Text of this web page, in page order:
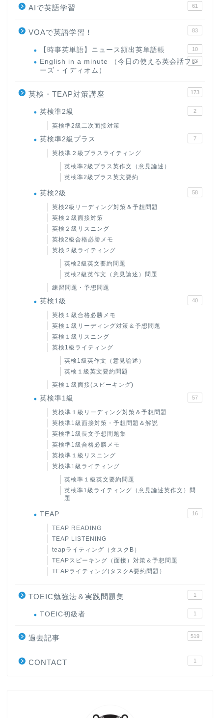
AIで英語学習 61
VOAで英語学習！ 83
【時事英単語】ニュース頻出英単語帳 10
English in a minute （今日の使える英会話フレ
ーズ・イディオム）
63
英検・TEAP対策講座 173
英検準2級 2
英検準2級二次面接対策
英検準2級プラス 7
英検準２級プラスライティング
英検準2級プラス英作文（意見論述）
英検準2級プラス英文要約
英検2級 58
英検2級リーディング対策＆予想問題
英検２級面接対策
英検２級リスニング
英検2級合格必勝メモ
英検２級ライティング
英検2級英文要約問題
英検2級英作文（意見論述）問題
練習問題・予想問題
英検1級 40
英検１級合格必勝メモ
英検１級リーディング対策＆予想問題
英検１級リスニング
英検1級ライティング
英検1級英作文（意見論述）
英検１級英文要約問題
英検１級面接(スピーキング)
英検準1級 57
英検準１級リーディング対策＆予想問題
英検準1級面接対策・予想問題＆解説
英検準1級長文予想問題集
英検準1級合格必勝メモ
英検準１級リスニング
英検準1級ライティング
英検準１級英文要約問題
英検準1級ライティング（意見論述英作文）問
題
TEAP 16
TEAP READING
TEAP LISTENING
teapライティング（タスクB）
TEAPスピーキング（面接）対策＆予想問題
TEAPライティング(タスクA要約問題）
TOEIC勉強法＆実践問題集 1
TOEIC初級者 1
過去記事 519
CONTACT 1
大学入試英語対策講座